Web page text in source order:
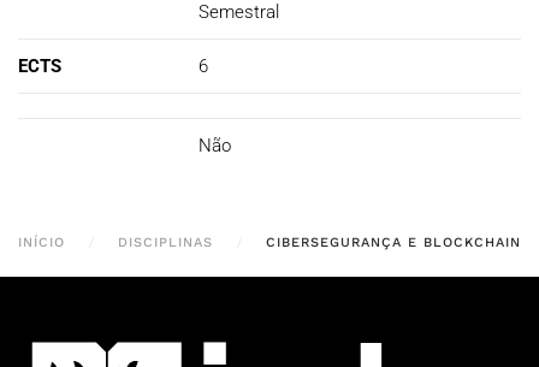
Semestral
ECTS 6
Não
INÍCIO DISCIPLINAS CIBERSEGURANÇA E BLOCKCHAIN